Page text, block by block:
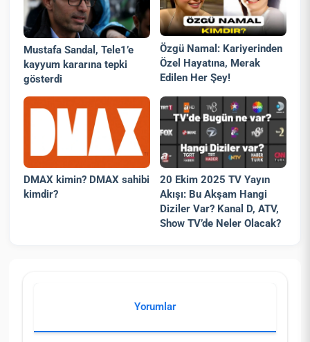
Mustafa Sandal, Tele1’e
kayyum kararına tepki
gösterdi
Özgü Namal: Kariyerinden
Özel Hayatına, Merak
Edilen Her Şey!
DMAX kimin? DMAX sahibi
kimdir?
20 Ekim 2025 TV Yayın
Akışı: Bu Akşam Hangi
Diziler Var? Kanal D, ATV,
Show TV’de Neler Olacak?
Yorumlar